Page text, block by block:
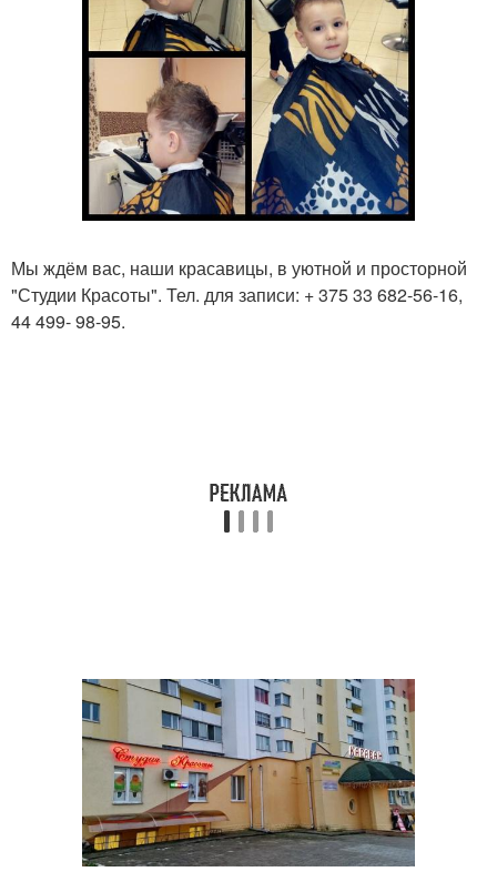
Мы ждём вас, наши красавицы, в уютной и просторной
"Студии Красоты". Тел. для записи: + 375 33 682-56-16,
44 499- 98-95.